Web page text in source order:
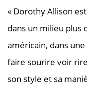
« Dorothy Allison
dans un milieu plus
américain, dans
faire sourire voir
son style et sa